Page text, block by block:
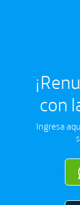
con
Ingresa